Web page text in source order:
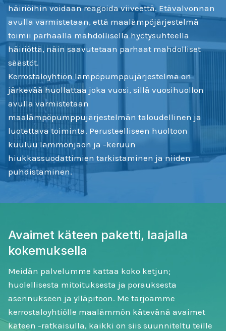
häiriöihin voidaan reagoida viiveettä. Etävalvonnan
avulla varmistetaan, että maalämpöjärjestelmä
toimii parhaalla mahdollisella hyötysuhteella
häiriöttä, näin saavutetaan parhaat mahdolliset
säästöt.
Kerrostaloyhtiön lämpöpumppujärjestelmä on
järkevää huollattaa joka vuosi, sillä vuosihuollon
avulla varmistetaan
maalämpöpumppujärjestelmän taloudellinen ja
luotettava toiminta. Perusteelliseen huoltoon
kuuluu lämmönjaon ja -keruun
hiukkassuodattimien tarkistaminen ja niiden
puhdistaminen.
Avaimet käteen paketti, laajalla
kokemuksella
Meidän palvelumme kattaa koko ketjun;
huolellisesta mitoituksesta ja porauksesta
asennukseen ja ylläpitoon. Me tarjoamme
kerrostaloyhtiölle maalämmön kätevänä avaimet
käteen -ratkaisulla, kaikki on siis suunniteltu teille